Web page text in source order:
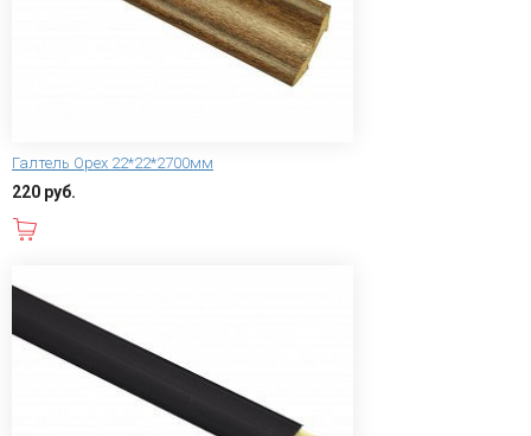
Галтель Орех 22*22*2700мм
220 руб.